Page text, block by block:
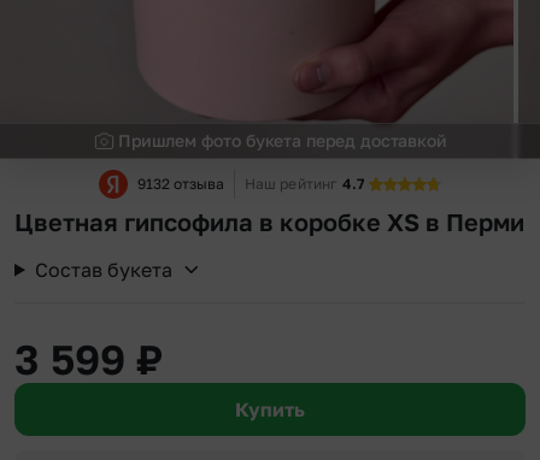
Пришлем фото букета перед доставкой
9132 отзыва Наш рейтинг 4.7
Цветная гипсофила в коробке XS в Перми
Состав букета
3 599 ₽
Купить